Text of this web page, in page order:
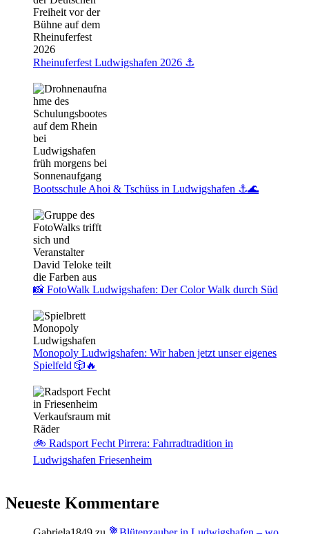
Rheinuferfest Ludwigshafen 2026 ⚓️
Bootsschule Ahoi & Tschüss in Ludwigshafen ⚓🌊
📸 FotoWalk Ludwigshafen: Der Color Walk durch Süd
Monopoly Ludwigshafen: Wir haben jetzt unser eigenes
Spielfeld 🎲🔥
🚲 Radsport Fecht Pirrera: Fahrradtradition in
Ludwigshafen Friesenheim
Neueste Kommentare